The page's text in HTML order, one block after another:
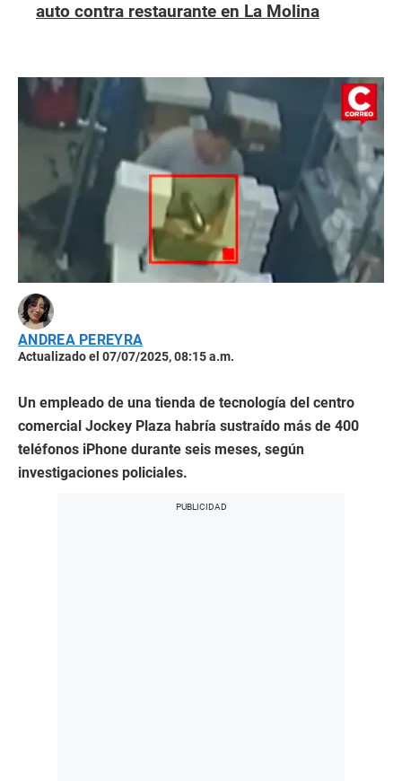
auto contra restaurante en La Molina
ANDREA PEREYRA
Actualizado el 07/07/2025, 08:15 a.m.
Un empleado de una tienda de tecnología del centro
comercial Jockey Plaza habría sustraído más de 400
teléfonos iPhone durante seis meses, según
investigaciones policiales.